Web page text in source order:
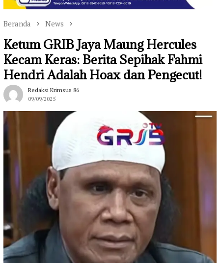
Beranda News
Ketum GRIB Jaya Maung Hercules
Kecam Keras: Berita Sepihak Fahmi
Hendri Adalah Hoax dan Pengecut!
Redaksi Krimsus 86
09/09/2025